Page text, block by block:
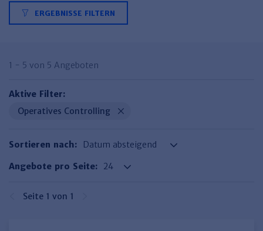
Sozialrecht
Compliance
SGB & Sozialwesen
Betriebliches
Gesundheitsmanagement
Finden Sie Ihr Thema
Haufe Finance Office
Haufe Zeugnis Manager
Sozialrechtprodukte
Haufe Arbeitsschutz
Haufe TVöD/TV-L Office
ERGEBNISSE FILTERN
1 - 5 von 5 Angeboten
Aktive Filter:
Operatives Controlling
Sortieren nach:
Angebote pro Seite:
Seite 1 von 1